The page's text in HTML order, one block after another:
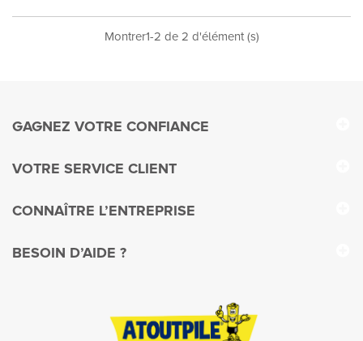
Montrer1-2 de 2 d'élément (s)
GAGNEZ VOTRE CONFIANCE
VOTRE SERVICE CLIENT
CONNAÎTRE L’ENTREPRISE
BESOIN D’AIDE ?